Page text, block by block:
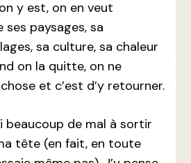
y est, on en veut
paysages, sa
sa culture, sa chaleur
on la quitte, on ne
et c’est d’y retourner.
beaucoup de mal à sortir
tête (en fait, en toute